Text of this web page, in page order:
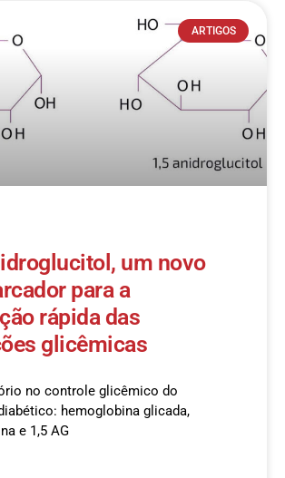
ARTIGOS
um novo
para a
rápida das
glicêmicas
no controle glicêmico do
hemoglobina glicada,
e 1,5 AG